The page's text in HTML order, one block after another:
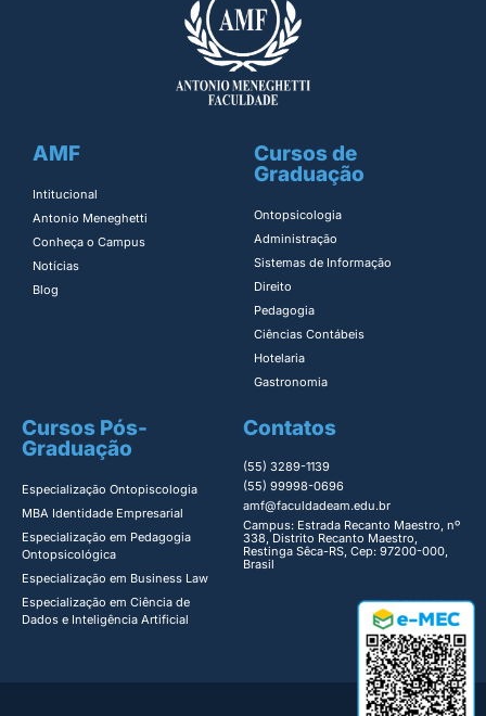
AMF
Intitucional
Antonio Meneghetti
Conheça o Campus
Notícias
Blog
Cursos de
Graduação
Ontopsicologia ​
Administração​
Sistemas de Informação​
Direito​
Pedagogia
Ciências Contábeis
Hotelaria
Gastronomia
Cursos Pós-
Graduação
Especialização Ontopiscologia ​
MBA Identidade Empresarial​
Especialização em Pedagogia
Ontopsicológica​
Especialização em Business Law
Especialização em Ciência de
Dados e Inteligência Artificial
Contatos
(55) 3289-1139
(55) 99998-0696
amf@faculdadeam.edu.br
Campus: Estrada Recanto Maestro, nº
338, Distrito Recanto Maestro,
Restinga Sêca-RS, Cep: 97200-000,
Brasil